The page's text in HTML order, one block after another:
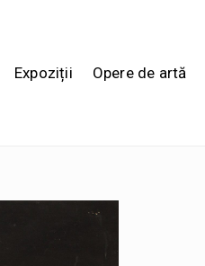
Expoziții Opere de artă